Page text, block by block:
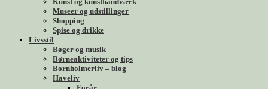
Museer og udstillinger
Shopping
Spise og drikke
Livsstil
Bøger og musik
Børneaktiviteter og tips
Bornholmerliv – blog
Haveliv